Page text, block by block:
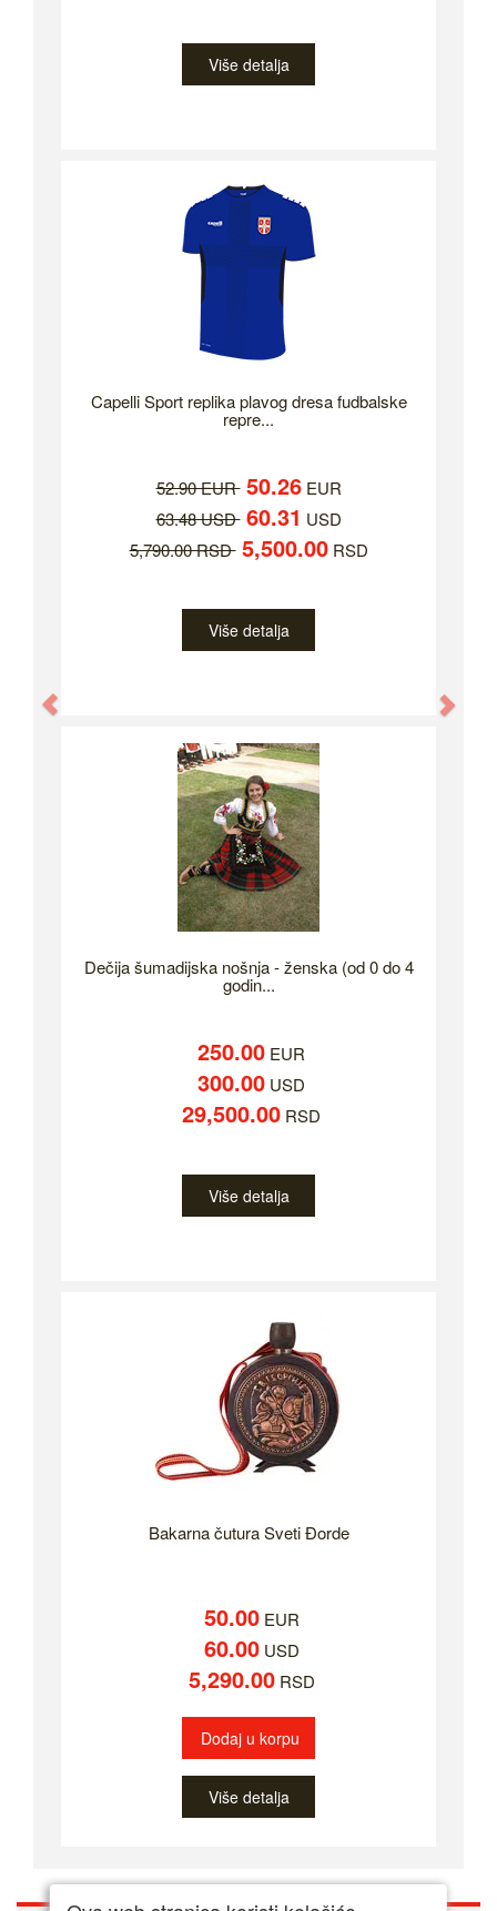
Više detalja
Capelli Sport replika plavog dresa fudbalske
repre...
52.90 EUR 50.26EUR
63.48 USD 60.31 USD
5,790.00 RSD 5,500.00RSD
Više detalja
Dečija šumadijska nošnja - ženska (od 0 do 4
godin...
250.00 EUR
300.00 USD
29,500.00 RSD
Više detalja
Bakarna čutura Sveti Đorde
50.00EUR
60.00USD
5,290.00RSD
Dodaj u korpu
Više detalja